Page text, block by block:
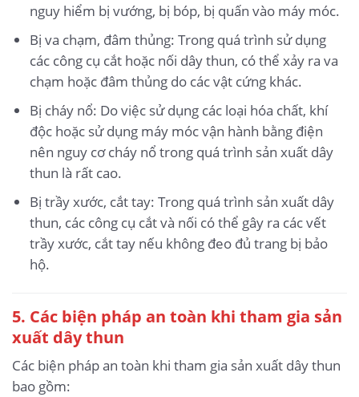
nguy hiểm bị vướng, bị bóp, bị quấn vào máy móc.
Bị va chạm, đâm thủng: Trong quá trình sử dụng
các công cụ cắt hoặc nối dây thun, có thể xảy ra va
chạm hoặc đâm thủng do các vật cứng khác.
Bị cháy nổ: Do việc sử dụng các loại hóa chất, khí
độc hoặc sử dụng máy móc vận hành bằng điện
nên nguy cơ cháy nổ trong quá trình sản xuất dây
thun là rất cao.
Bị trầy xước, cắt tay: Trong quá trình sản xuất dây
thun, các công cụ cắt và nối có thể gây ra các vết
trầy xước, cắt tay nếu không đeo đủ trang bị bảo
hộ.
5. Các biện pháp an toàn khi tham gia sản
xuất dây thun
Các biện pháp an toàn khi tham gia sản xuất dây thun
bao gồm: